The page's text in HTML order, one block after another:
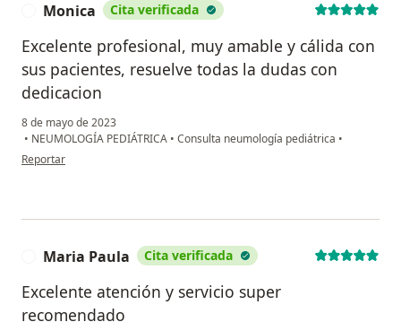
Monica Cita verificada
Excelente profesional, muy amable y cálida con
sus pacientes, resuelve todas la dudas con
dedicacion
8 de mayo de 2023
• NEUMOLOGÍA PEDIÁTRICA • Consulta neumología pediátrica •
en opinión del usuario Monica
Reportar
Maria Paula Cita verificada
Excelente atención y servicio super
recomendado